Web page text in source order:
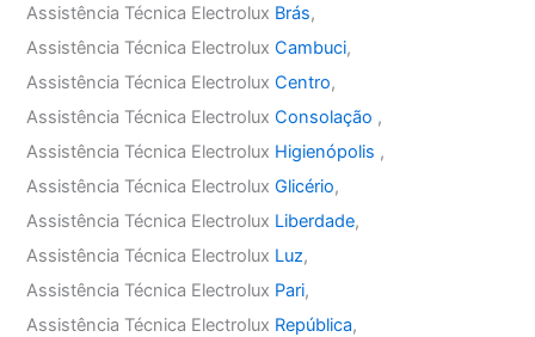
Assistência Técnica Electrolux Brás,
Assistência Técnica ElectroluxCambuci,
Assistência Técnica ElectroluxCentro,
Assistência Técnica ElectroluxConsolação ,
Assistência Técnica Electrolux Higienópolis ,
Assistência Técnica ElectroluxGlicério,
Assistência Técnica Electrolux Liberdade,
Assistência Técnica Electrolux Luz,
Assistência Técnica Electrolux Pari,
Assistência Técnica Electrolux República,